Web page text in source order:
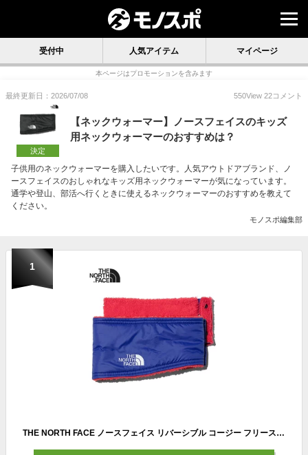
受付中 人気アイテム マイページ
本ページはプロモーションを含みます
最終更新日：2026/07/08 550View 22コメント
決定
【ネックウォーマー】ノースフェイスのキッズ
用ネックウォーマーのおすすめは？
子供用のネックウォーマーを購入したいです。人気アウトドアブランド、ノ
ースフェイスのおしゃれなキッズ用ネックウォーマーが気になっています。
通学や登山、部活へ行くときに使えるネックウォーマーのおすすめを教えて
ください。
モノスポ編集部
1
THE NORTH FACE ノースフェイス リバーシブル コージー フリース ネックゲイター NNJ72200 ネックウォーマー キッズ ギフト プレゼント